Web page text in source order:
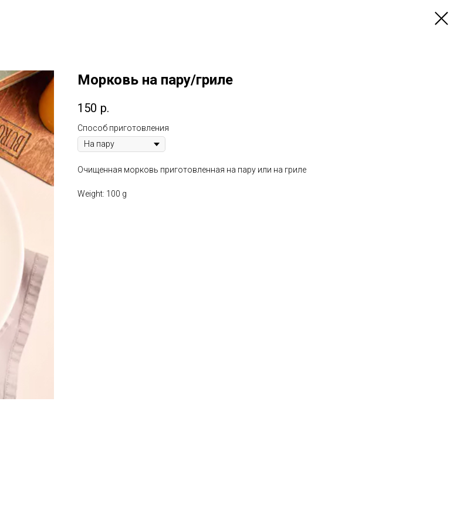
Морковь на пару/гриле
150 р.
Способ приготовления
Очищенная морковь приготовленная на пару или на гриле
Weight: 100 g